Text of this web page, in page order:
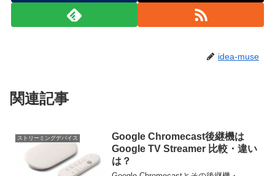
idea-muse
関連記事
ストリーミングデバイス
Google Chromecast後継機は
Google TV Streamer 比較・違い
は？